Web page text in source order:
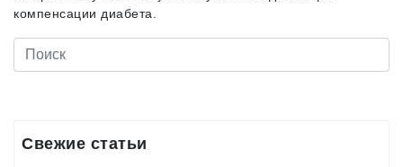
компенсации диабета.
Свежие статьи